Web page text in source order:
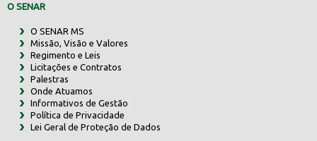
O SENAR
O SENAR MS
Missão, Visão e Valores
Regimento e Leis
Licitações e Contratos
Palestras
Onde Atuamos
Informativos de Gestão
Política de Privacidade
Lei Geral de Proteção de Dados